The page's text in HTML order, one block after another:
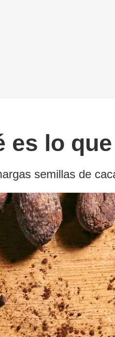
es lo
semillas de